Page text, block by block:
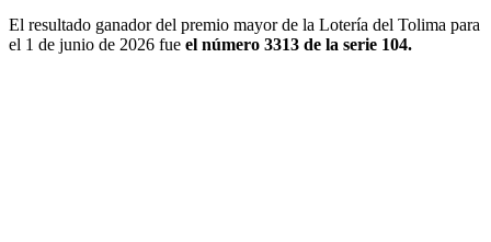
El resultado ganador del premio mayor de la Lotería del Tolima para
el 1 de junio de 2026 fue el número 3313 de la serie 104.